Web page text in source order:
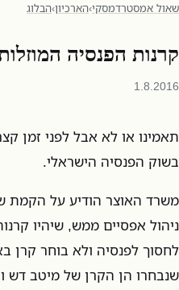
שאול אמסטרדמסקי›הארכיון›הבלוג
קרנות הפנסיה
1.8.2016
תאמינו או לא אבל לפני זמן
בשוק הפנסיה הישראלי.
משרד האוצר הודיע על הקמת
ניהול אפסיים ממש, שיהיו
לחסוך לפנסיה ולא בוחר קרן
שנבחרו הן הקרן של מיטב דש